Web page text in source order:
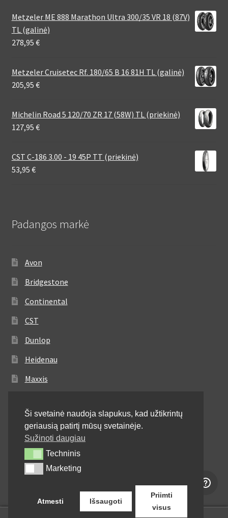
Metzeler ME 888 Marathon Ultra 300/35 VR 18 (87V)
TL (galinė)
278,95 €
Metzeler Cruisetec Rf. 180/65 B 16 81H TL (galinė)
205,95 €
Michelin Road 5 120/70 ZR 17 (58W) TL (priekinė)
127,95 €
CST C-186 3.00 - 19 45P TT (priekinė)
53,95 €
Padangos markė
Avon
Bridgestone
Continental
CST
Dunlop
Heidenau
Maxxis
Michelin
Mitas
Pirelli
Shinko
Ši svetainė naudoja slapukus, kad užtikrintų
geriausią patirtį mūsų svetainėje.
Sužinoti daugiau
TechninisTechninis
MarketingMarketing
Atmesti Išsaugoti
Priimti
visus